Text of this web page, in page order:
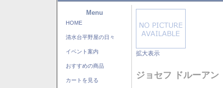
Menu
HOME
清水台平野屋の日々
イベント案内
おすすめの商品
カートを見る
拡大表示
ジョセフ ドルーア